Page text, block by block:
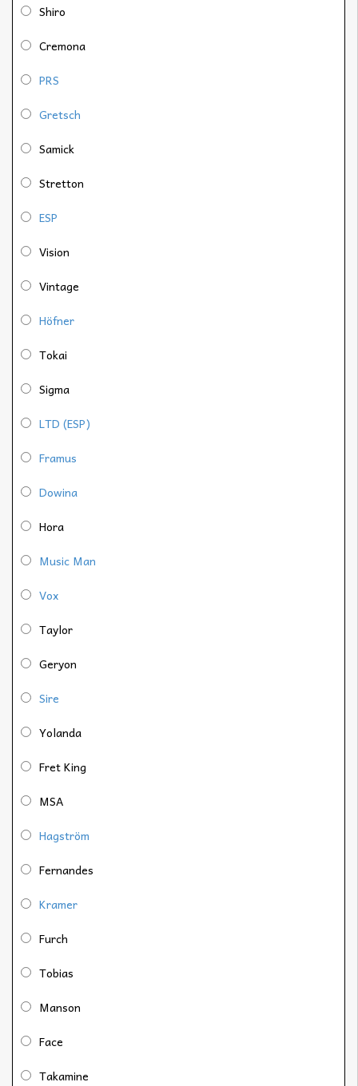
Shiro
Cremona
PRS
Gretsch
Samick
Stretton
ESP
Vision
Vintage
Höfner
Tokai
Sigma
LTD (ESP)
Framus
Dowina
Hora
Music Man
Vox
Taylor
Geryon
Sire
Yolanda
Fret King
MSA
Hagström
Fernandes
Kramer
Furch
Tobias
Manson
Face
Takamine